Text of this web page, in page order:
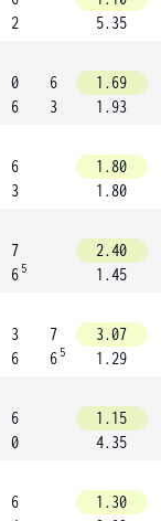
2
5.35
0
6
6
3
1.69
1.93
6
3
1.80
1.80
7
6 5
2.40
1.45
3
6
7
6 5
3.07
1.29
6
0
1.15
4.35
6
1.30